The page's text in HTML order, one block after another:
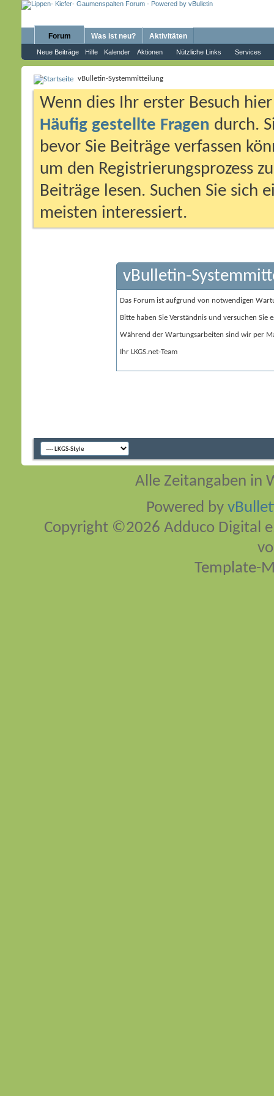
Forum
Neue Beiträge Hilfe Kalender Aktionen Nützliche Links Services
Was ist neu? Aktivitäten
vBulletin-Systemmitteilung
Wenn dies Ihr erster Besuch
Häufig gestellte Fragen durch.
bevor Sie Beiträge verfassen
um den Registrierungsprozess
Beiträge lesen. Suchen Sie sich
meisten interessiert.
vBulletin-
Das Forum ist aufgrund von notwendigen
Bitte haben Sie Verständnis und versuchen Sie
Während der Wartungsarbeiten sind wir per
Ihr LKGS.net-Team
Alle Zeitangaben in
Powered by
Copyright ©2026 Adduco Digital
Template-